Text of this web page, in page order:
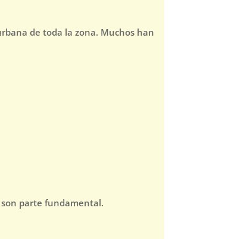
de toda la zona. Muchos han
parte fundamental.